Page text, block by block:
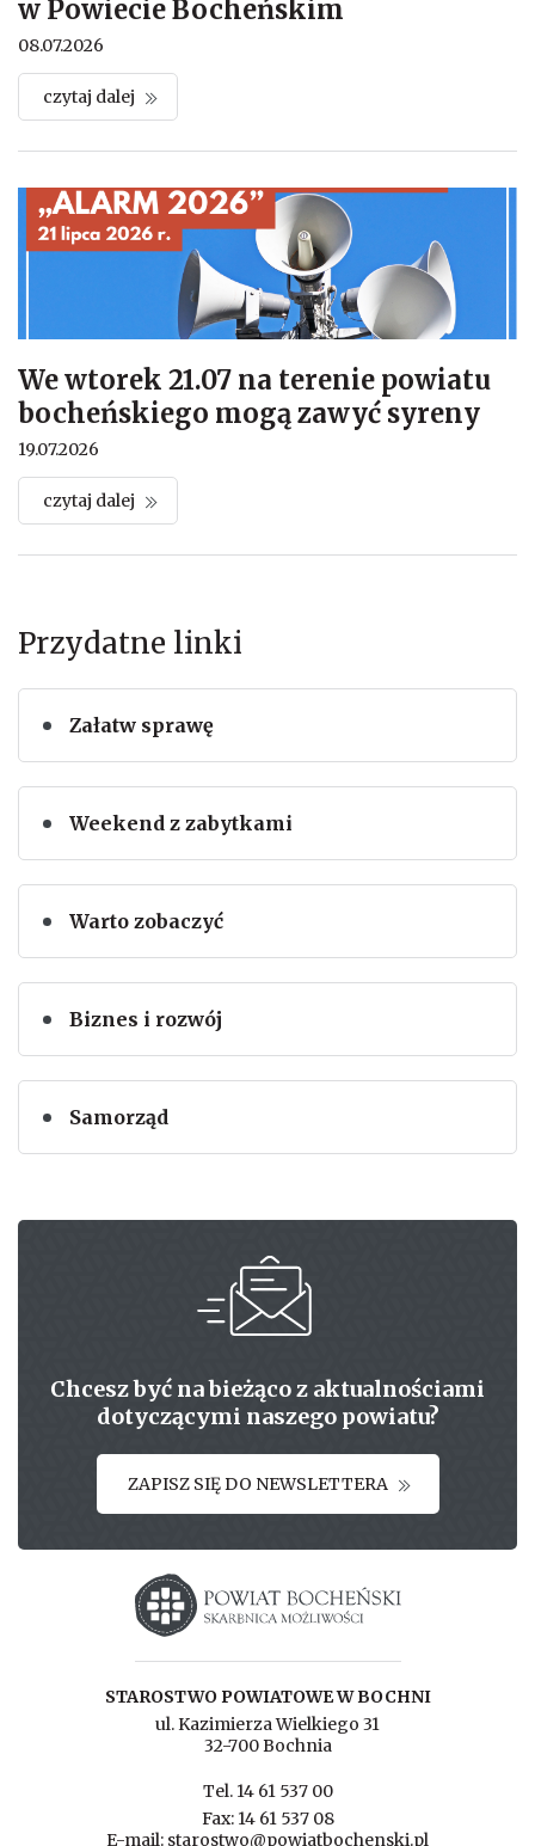
Przydatne linki
Załatw sprawę
Weekend z zabytkami
Warto zobaczyć
Biznes i rozwój
Samorząd
w Powiecie Bocheńskim
08.07.2026
czytaj dalej
We wtorek 21.07 na terenie powiatu
bocheńskiego mogą zawyć syreny
19.07.2026
czytaj dalej
Chcesz być na bieżąco z aktualnościami
dotyczącymi naszego powiatu?
ZAPISZ SIĘ DO NEWSLETTERA
Starostwo powiatowe w Bochni
STAROSTWO POWIATOWE W BOCHNI
ul. Kazimierza Wielkiego 31
32-700 Bochnia
Tel. 14 61 537 00
Fax: 14 61 537 08
E-mail: starostwo@powiatbochenski.pl